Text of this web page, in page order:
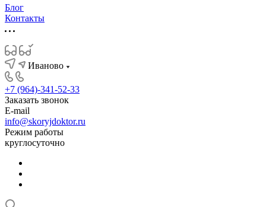
Блог
Контакты
Иваново
+7 (964)-341-52-33
Заказать звонок
E-mail
info@skoryjdoktor.ru
Режим работы
круглосуточно